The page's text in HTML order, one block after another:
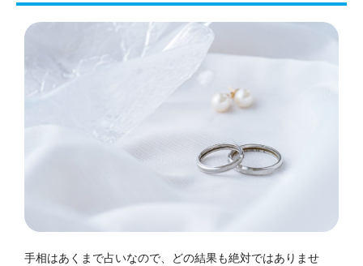
手相はあくまで占いなので、どの結果も絶対ではありませ